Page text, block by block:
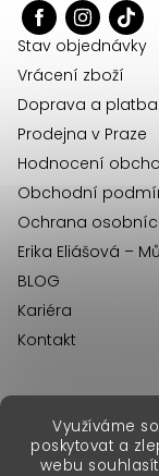
Využíváme
poskytovat a
webu
Stav objednávky
Vrácení zboží
Doprava a platba
Prodejna v Praze
Hodnocení
Obchodní
Ochrana
Erika Eliášová –
BLOG
Kariéra
Kontakt
Copyright 2026